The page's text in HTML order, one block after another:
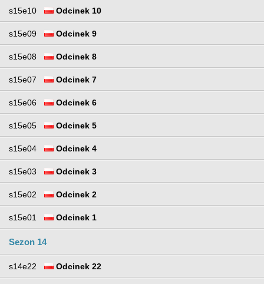
s15e10 Odcinek 10
s15e09 Odcinek 9
s15e08 Odcinek 8
s15e07 Odcinek 7
s15e06 Odcinek 6
s15e05 Odcinek 5
s15e04 Odcinek 4
s15e03 Odcinek 3
s15e02 Odcinek 2
s15e01 Odcinek 1
Sezon 14
s14e22 Odcinek 22